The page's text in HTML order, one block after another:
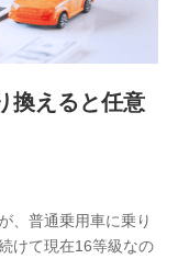
社
会社
換えると任意
、普通乗用車に乗り
けて現在16等級なの